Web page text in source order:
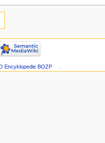
Encyklopedie BOZP